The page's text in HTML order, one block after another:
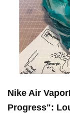
Nike Air
Progress":